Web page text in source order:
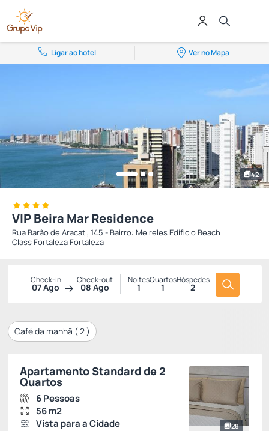
Ligar ao hotel Ver no Mapa
42
VIP Beira Mar Residence
Rua Barão de AracatI, 145 - Bairro: Meireles Edificio Beach
Class Fortaleza Fortaleza
Check-in
07 Ago
Check-out
08 Ago
Noites
1
Quartos
1
Hóspedes
2
Café da manhã ( 2)
28
Apartamento Standard de 2
Quartos
6 Pessoas
56 m2
Vista para a Cidade